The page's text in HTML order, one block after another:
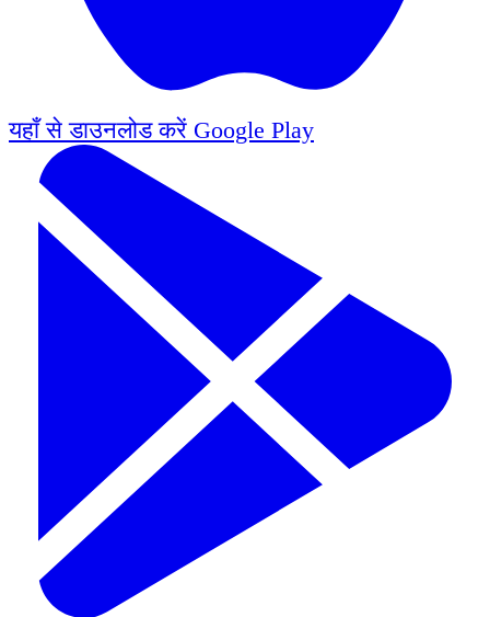
यहाँ से डाउनलोड करें Google Play